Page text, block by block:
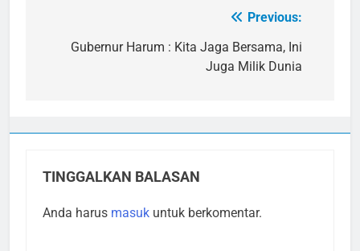
pos
Previous:
Gubernur Harum : Kita Jaga Bersama, Ini
Juga Milik Dunia
TINGGALKAN BALASAN
Anda harus masuk untuk berkomentar.